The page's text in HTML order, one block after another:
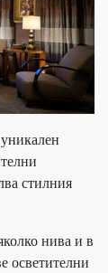
стилния
нива и в
осветителни